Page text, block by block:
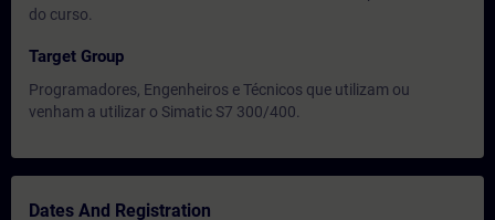
do curso.
Target Group
Programadores, Engenheiros e Técnicos que utilizam ou
venham a utilizar o Simatic S7 300/400.
Dates And Registration